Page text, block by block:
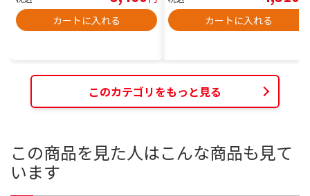
カートに入れる カートに入れる
このカテゴリをもっと見る
この商品を見た人はこんな商品も見て
います